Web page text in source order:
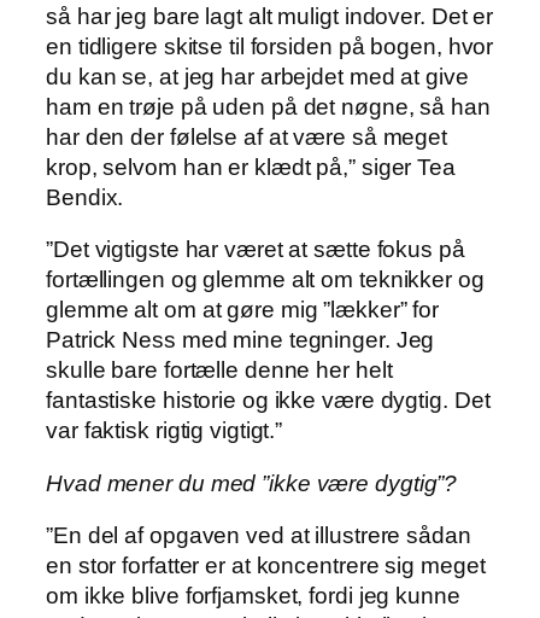
så har jeg bare lagt alt muligt indover. Det er
en tidligere skitse til forsiden på bogen, hvor
du kan se, at jeg har arbejdet med at give
ham en trøje på uden på det nøgne, så han
har den der følelse af at være så meget
krop, selvom han er klædt på,” siger Tea
Bendix.
”Det vigtigste har været at sætte fokus på
fortællingen og glemme alt om teknikker og
glemme alt om at gøre mig ”lækker” for
Patrick Ness med mine tegninger. Jeg
skulle bare fortælle denne her helt
fantastiske historie og ikke være dygtig. Det
var faktisk rigtig vigtigt.”
Hvad mener du med ”ikke være dygtig”?
”En del af opgaven ved at illustrere sådan
en stor forfatter er at koncentrere sig meget
om ikke blive forfjamsket, fordi jeg kunne